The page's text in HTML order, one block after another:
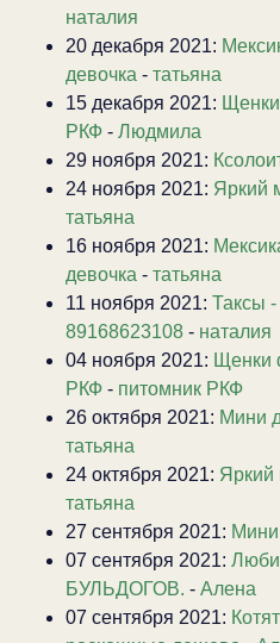
наталия
20 декабря 2021:
девочка - татьяна
15 декабря 2021:
РКФ - Людмила
29 ноября 2021:
24 ноября 2021: Яркий
татьяна
16 ноября 2021:
девочка - татьяна
11 ноября 2021: Таксы
89168623108 - наталия
04 ноября 2021: Щенки
РКФ - питомник РКФ
26 октября 2021: Мини
татьяна
24 октября 2021: Яркий
татьяна
27 сентября 2021: Мини
07 сентября 2021:
БУЛЬДОГОВ. - Алена
07 сентября 2021: